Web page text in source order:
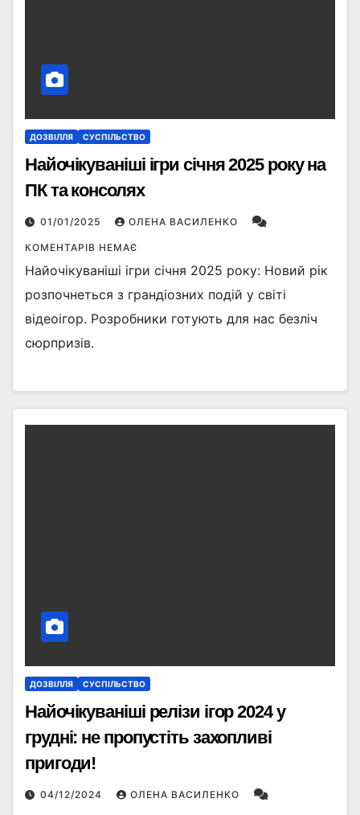
ДОЗВІЛЛЯ СУСПІЛЬСТВО
Найочікуваніші ігри січня 2025 року на
ПК та консолях
01/01/2025 ОЛЕНА ВАСИЛЕНКО
КОМЕНТАРІВ НЕМАЄ
Найочікуваніші ігри січня 2025 року: Новий рік
розпочнеться з грандіозних подій у світі
відеоігор. Розробники готують для нас безліч
сюрпризів.
ДОЗВІЛЛЯ СУСПІЛЬСТВО
Найочікуваніші релізи ігор 2024 у
грудні: не пропустіть захопливі
пригоди!
04/12/2024 ОЛЕНА ВАСИЛЕНКО